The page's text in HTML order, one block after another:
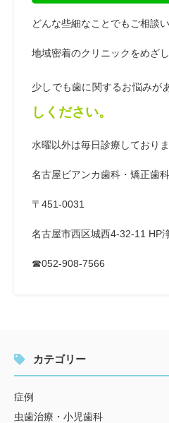
どんな些細なことでもご相談
地域密着のクリニックをめざし
少しでも歯に関するお悩みが
しください。
水曜以外は毎日診療しておりま
名古屋ビアンカ歯科・矯正歯
〒451-0031
名古屋市西区城西4-32-11 HP
☎052-908-7566
カテゴリー
症例
虫歯治療・小児歯科